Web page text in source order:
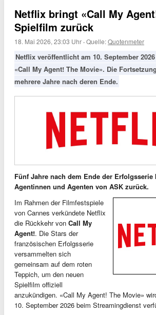
Netflix bringt «Call My
Spielfilm zurück
18. Mai 2026, 23:03 Uhr ·Quelle:Quotenmeter
Netflix veröffentlicht am 10. September
«Call My Agent! The Movie». Die
mehrere Jahre nach deren Ende.
Fünf Jahre nach dem Ende der Erfolgsserie
Agentinnen und Agenten von ASK zurück.
Im Rahmen der Filmfestspiele
von Cannes verkündete Netflix
die Rückkehr von Call My
Agent!. Die Stars der
französischen Erfolgsserie
versammelten sich
gemeinsam auf dem roten
Teppich, um den neuen
Spielfilm offiziell
anzukündigen. «Call My Agent! The Movie»
10. September 2026 beim Streamingdienst